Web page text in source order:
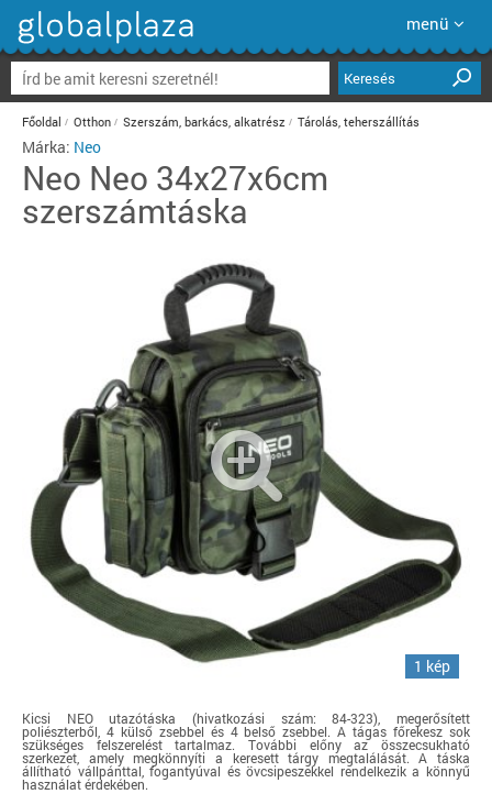
menü
Keresés
Főoldal Otthon Szerszám, barkács, alkatrész Tárolás, teherszállítás
Márka: Neo
Neo Neo 34x27x6cm
szerszámtáska
1 kép
Kicsi NEO utazótáska (hivatkozási szám: 84-323), megerősített
poliészterből, 4 külső zsebbel és 4 belső zsebbel. A tágas főrekesz sok
szükséges felszerelést tartalmaz. További előny az összecsukható
szerkezet, amely megkönnyíti a keresett tárgy megtalálását. A táska
állítható vállpánttal, fogantyúval és övcsipeszekkel rendelkezik a könnyű
használat érdekében.